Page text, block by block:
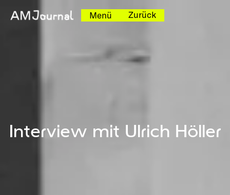
Menü Zurück
Interview mit Ulrich Höller